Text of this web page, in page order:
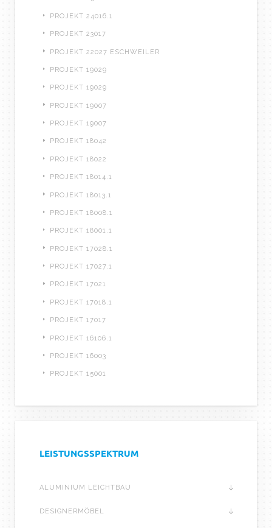
PROJEKT 24016.1
PROJEKT 23017
PROJEKT 22027 ESCHWEILER
PROJEKT 19029
PROJEKT 19029
PROJEKT 19007
PROJEKT 19007
PROJEKT 18042
PROJEKT 18022
PROJEKT 18014.1
PROJEKT 18013.1
PROJEKT 18008.1
PROJEKT 18001.1
PROJEKT 17028.1
PROJEKT 17027.1
PROJEKT 17021
PROJEKT 17018.1
PROJEKT 17017
PROJEKT 16106.1
PROJEKT 16003
PROJEKT 15001
LEISTUNGSSPEKTRUM
ALUMINIUM LEICHTBAU
DESIGNERMÖBEL